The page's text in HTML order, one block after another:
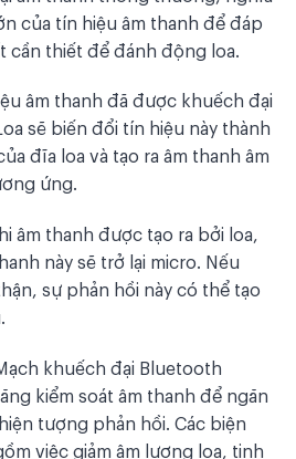
của tín hiệu âm thanh để đáp
cần thiết để đánh động loa.
âm thanh đã được khuếch đại
sẽ biến đổi tín hiệu này thành
đĩa loa và tạo ra âm thanh âm
ứng.
âm thanh được tạo ra bởi loa,
này sẽ trở lại micro. Nếu
sự phản hồi này có thể tạo
khuếch đại Bluetooth
kiểm soát âm thanh để ngăn
tượng phản hồi. Các biện
việc giảm âm lượng loa, tinh